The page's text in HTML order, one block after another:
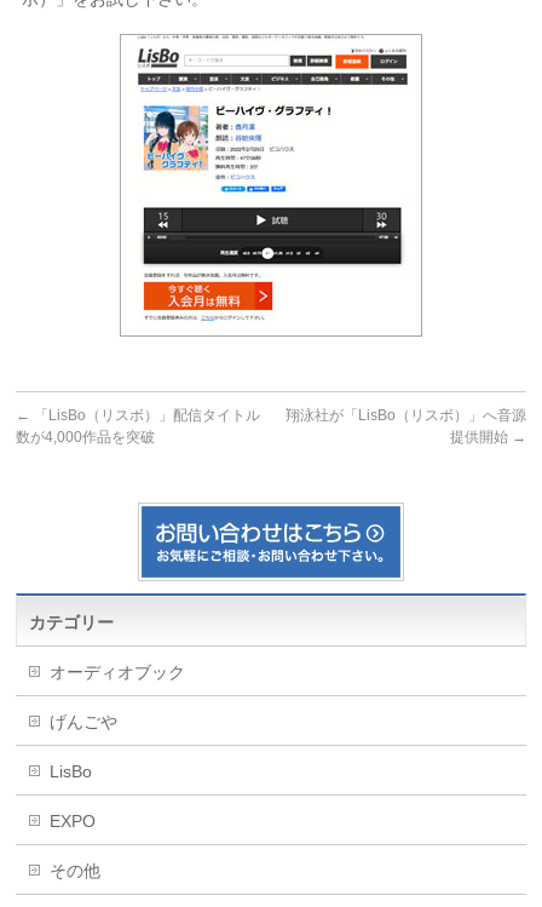
←
「LisBo（リスボ）」配信タイトル
数が4,000作品を突破
翔泳社が「LisBo（リスボ）」へ音源
提供開始 →
カテゴリー
オーディオブック
げんごや
LisBo
EXPO
その他